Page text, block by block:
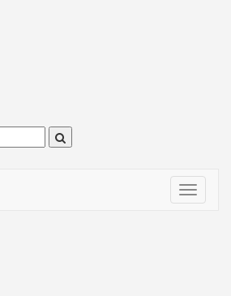
Toggle